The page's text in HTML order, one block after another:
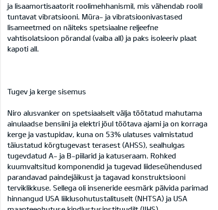
ja lisaamortisaatorit roolimehhanismil, mis vähendab roolil
tuntavat vibratsiooni. Müra- ja vibratsioonivastased
lisameetmed on näiteks spetsiaalne reljeefne
vahtisolatsioon põrandal (vaiba all) ja paks isoleeriv plaat
kapoti all.
Tugev ja kerge sisemus
Niro alusvanker on spetsiaalselt välja töötatud mahutama
ainulaadse bensiini ja elektri jõul töötava ajami ja on korraga
kerge ja vastupidav, kuna on 53% ulatuses valmistatud
täiustatud kõrgtugevast terasest (AHSS), sealhulgas
tugevdatud A- ja B-piilarid ja katuseraam. Rohked
kuumvaltsitud komponendid ja tugevad liideseühendused
parandavad paindejäikust ja tagavad konstruktsiooni
terviklikkuse. Sellega oli inseneride eesmärk pälvida parimad
hinnangud USA liiklusohutustalituselt (NHTSA) ja USA